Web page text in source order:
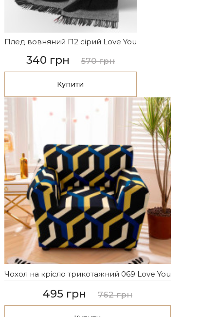
Плед вовняний П2 сірий Love You
340 грн 570 грн
Купити
Чохол на крісло трикотажний 069 Love You
495 грн 762 грн